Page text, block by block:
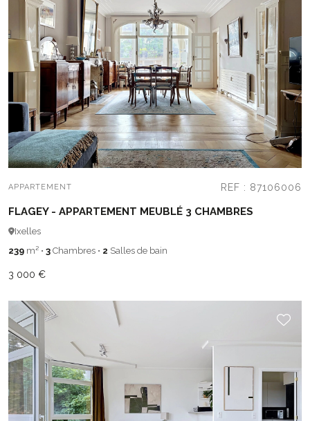
APPARTEMENT REF : 87106006
FLAGEY - APPARTEMENT MEUBLÉ 3 CHAMBRES
Ixelles
239 m² • 3 Chambres • 2 Salles de bain
3 000 €